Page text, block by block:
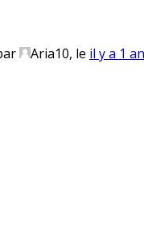
Aria10, le il y a 1